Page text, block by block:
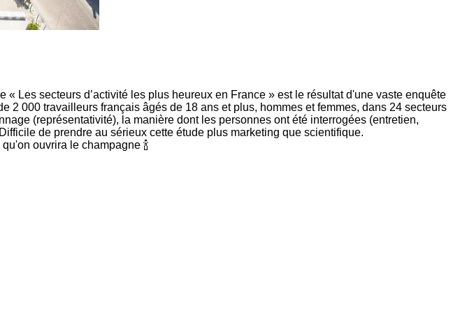
Les secteurs d’activité les plus heureux en France » est le résultat d'une vaste enquête
000 travailleurs français âgés de 18 ans et plus, hommes et femmes, dans 24 secteurs
(représentativité), la manière dont les personnes ont été interrogées (entretien,
de prendre au sérieux cette étude plus marketing que scientifique.
ouvrira le champagne 🍾